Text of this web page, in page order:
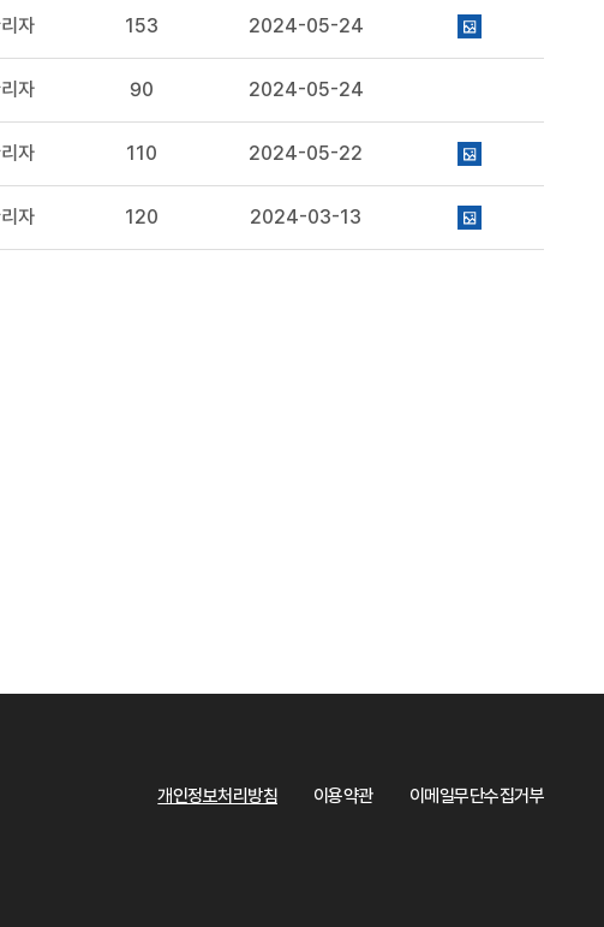
자 153 2024-05-24
자 90 2024-05-24
자 110 2024-05-22
자 120 2024-03-13
개인정보처리방침 이용약관 이메일무단수집거부